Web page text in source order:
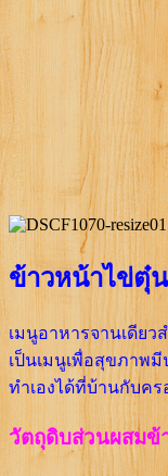
ข้าวหน้าไข่ตุ๋
เมนูอาหารจานเดีย
เป็นเมนูเพื่อสุขภาพ
ทำเองได้ที่บ้านกับคร
วัตถุดิบส่วนผสมข้